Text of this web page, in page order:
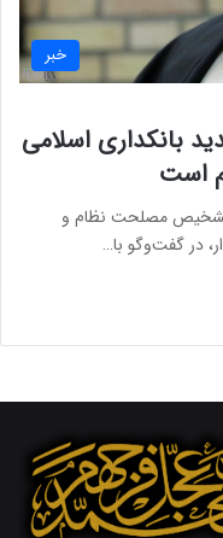
خبر
بانکداری اسلامی
است
تشخیص مصلحت نظام و
در گفت‌وگو با…